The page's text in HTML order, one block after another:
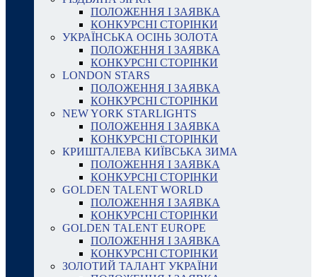
ПОЛОЖЕННЯ І ЗАЯВКА
КОНКУРСНІ СТОРІНКИ
УКРАЇНСЬКА ОСІНЬ ЗОЛОТА
ПОЛОЖЕННЯ І ЗАЯВКА
КОНКУРСНІ СТОРІНКИ
LONDON STARS
ПОЛОЖЕННЯ І ЗАЯВКА
КОНКУРСНІ СТОРІНКИ
NEW YORK STARLIGHTS
ПОЛОЖЕННЯ І ЗАЯВКА
КОНКУРСНІ СТОРІНКИ
КРИШТАЛЕВА КИЇВСЬКА ЗИМА
ПОЛОЖЕННЯ І ЗАЯВКА
КОНКУРСНІ СТОРІНКИ
GOLDEN TALENT WORLD
ПОЛОЖЕННЯ І ЗАЯВКА
КОНКУРСНІ СТОРІНКИ
GOLDEN TALENT EUROPE
ПОЛОЖЕННЯ І ЗАЯВКА
КОНКУРСНІ СТОРІНКИ
ЗОЛОТИЙ ТАЛАНТ УКРАЇНИ